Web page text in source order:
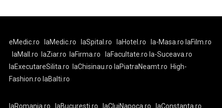
eMedic.ro laMedic.ro laSpital.ro laHotel.ro la-Masa.ro laFilm.ro
laMall.ro
laZiar.ro laFirma.ro laFacultate.ro la-Suceava.ro
laExecutareSilita.ro
laChisinau.ro laPiatraNeamt.ro High-
Fashion.ro laBalti.ro
laRomania.ro laBucuresti.ro laClujNapoca.ro laConstanta.ro